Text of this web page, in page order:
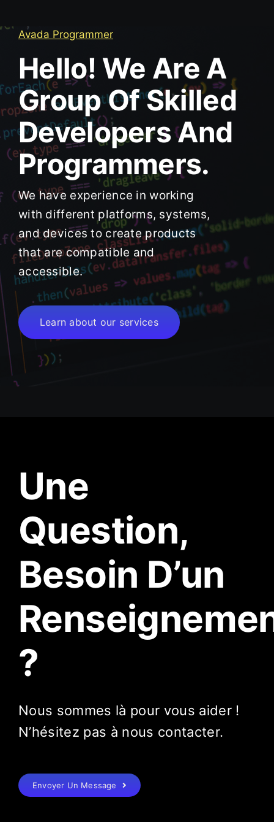
Avada Programmer
Hello! We Are A
Group Of Skilled
Developers And
Programmers.
We have experience in working
with different platforms, systems,
and devices to create products
that are compatible and
accessible.
Learn about our services
Une
Question,
Besoin D’un
?
Nous sommes là pour vous aider !
N’hésitez pas à nous contacter.
Envoyer Un Message